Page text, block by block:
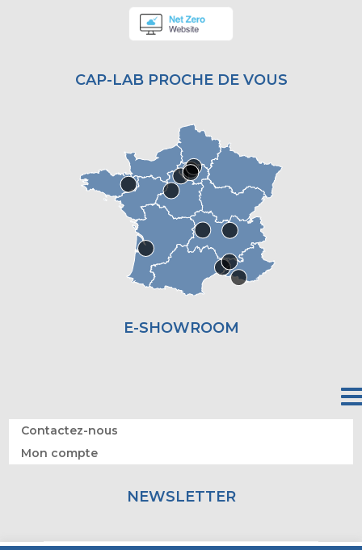
CAP-LAB PROCHE DE VOUS
E-SHOWROOM
Contactez-nous
Mon compte
NEWSLETTER